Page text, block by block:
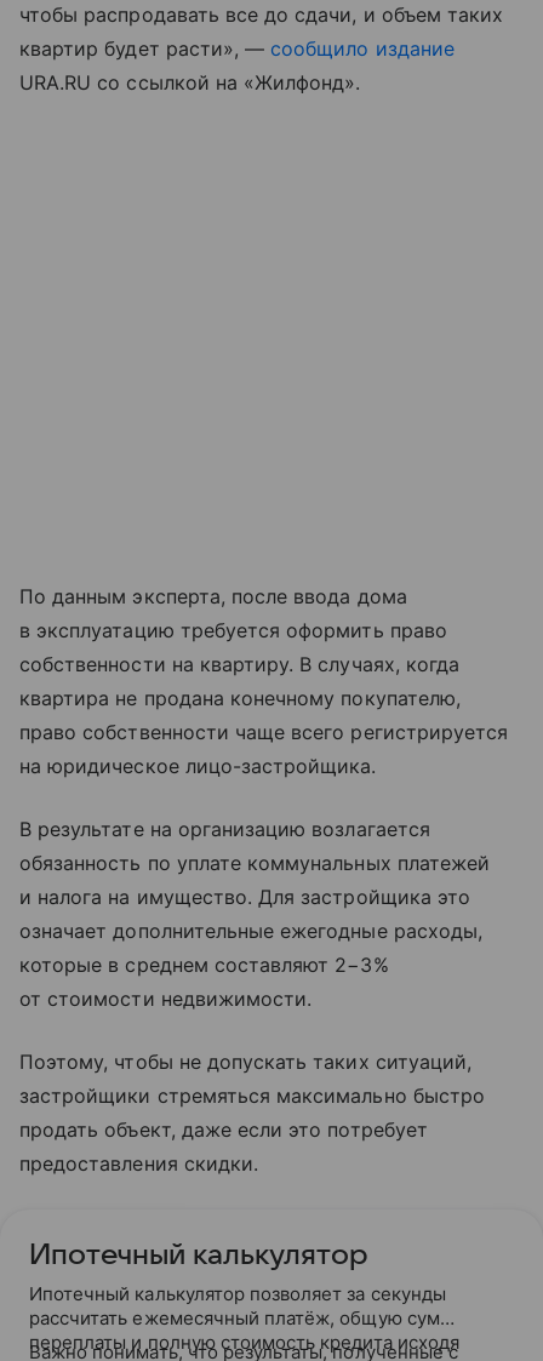
чтобы распродавать все до сдачи, и объем таких
квартир будет расти», — сообщило издание
URA.RU со ссылкой на «Жилфонд».
По данным эксперта, после ввода дома
в эксплуатацию требуется оформить право
собственности на квартиру. В случаях, когда
квартира не продана конечному покупателю,
право собственности чаще всего регистрируется
на юридическое лицо-застройщика.
В результате на организацию возлагается
обязанность по уплате коммунальных платежей
и налога на имущество. Для застройщика это
означает дополнительные ежегодные расходы,
которые в среднем составляют 2−3%
от стоимости недвижимости.
Поэтому, чтобы не допускать таких ситуаций,
застройщики стремяться максимально быстро
продать объект, даже если это потребует
предоставления скидки.
Ипотечный калькулятор
Ипотечный калькулятор позволяет за секунды
рассчитать ежемесячный платёж, общую сумму
переплаты и полную стоимость кредита исходя
Важно понимать, что результаты, полученные с